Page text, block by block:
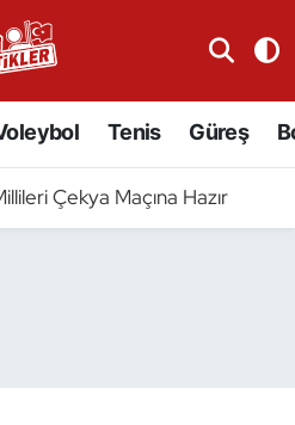
Tenis Güreş
Çekya Maçına Hazır